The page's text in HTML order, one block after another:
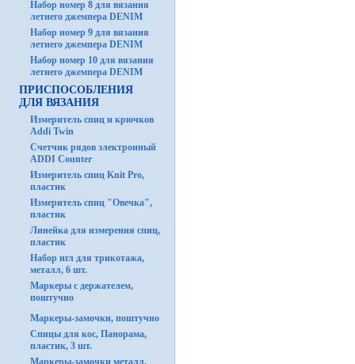
Набор номер 8 для вязания
летнего джемпера DENIM
Набор номер 9 для вязания
летнего джемпера DENIM
Набор номер 10 для вязания
летнего джемпера DENIM
ПРИСПОСОБЛЕНИЯ
ДЛЯ ВЯЗАНИЯ
Измеритель спиц и крючков
Addi Twin
Счетчик рядов электронный
ADDI Counter
Измеритель спиц Knit Pro,
пластик
Измеритель спиц "Овечка",
пластик
Линейка для измерения спиц,
пластик
Набор игл для трикотажа,
металл, 6 шт.
Маркеры с держателем,
поштучно
Маркеры-замочки, поштучно
Спицы для кос, Панорама,
пластик, 3 шт.
Маркеры-замочки металл,